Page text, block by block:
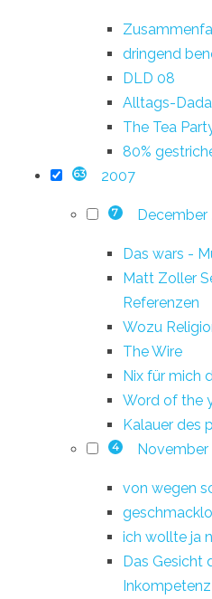
dringend
DLD 08
Alltags-Dada
The Tea
80%
63 2007
7 December
Das wars -
Matt Zoller
Referenzen
Wozu
The Wire
Nix für mich
Word of the
Kalauer des
4 November
von wegen
ich wollte ja
Das Gesicht
Inkompetenz